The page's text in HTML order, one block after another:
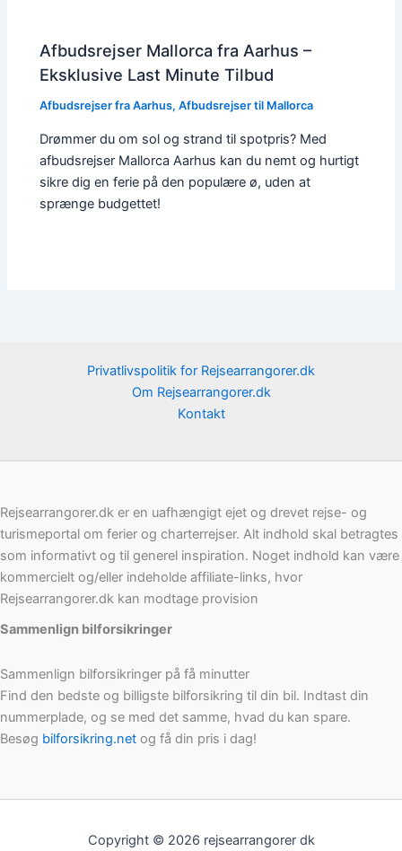
Afbudsrejser Mallorca fra Aarhus –
Eksklusive Last Minute Tilbud
Afbudsrejser fra Aarhus,Afbudsrejser til Mallorca
Drømmer du om sol og strand til spotpris? Med
afbudsrejser Mallorca Aarhus kan du nemt og hurtigt
sikre dig en ferie på den populære ø, uden at
sprænge budgettet!
Privatlivspolitik for Rejsearrangorer.dk
Om Rejsearrangorer.dk
Kontakt
Rejsearrangorer.dk er en uafhængigt ejet og drevet rejse- og
turismeportal om ferier og charterrejser. Alt indhold skal betragtes
som informativt og til generel inspiration. Noget indhold kan være
kommercielt og/eller indeholde affiliate-links, hvor
Rejsearrangorer.dk kan modtage provision
Sammenlign bilforsikringer
Sammenlign bilforsikringer på få minutter
Find den bedste og billigste bilforsikring til din bil. Indtast din
nummerplade, og se med det samme, hvad du kan spare.
Besøg bilforsikring.net og få din pris i dag!
Copyright © 2026 rejsearrangorer dk